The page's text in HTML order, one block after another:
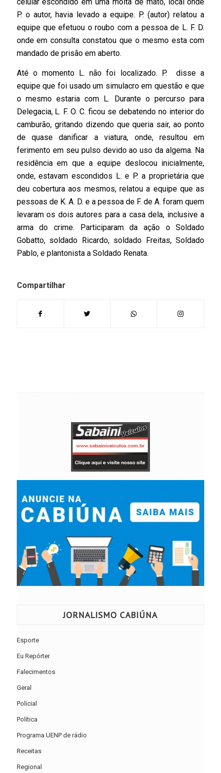
P. o autor, havia levado a equipe. P. (autor) relatou a
equipe que efetuou o roubo com a pessoa de L. F. D.
onde em consulta constatou que o mesmo esta com
mandado de prisão em aberto.
Até o momento L. não foi localizado. P. disse a
equipe que foi usado um simulacro em questão e que
o mesmo estaria com L. Durante o percurso para
Delegacia, L. F. O. C. ficou se debatendo no interior do
camburão, gritando dizendo que queria sair, ao ponto
de quase danificar a viatura, onde, resultou em
ferimento em seu pulso devido ao uso da algema. Na
residência em que a equipe deslocou inicialmente,
onde, estavam escondidos L. e P. a proprietária que
deu cobertura aos mesmos, relatou a equipe que as
pessoas de K. A. D. e a pessoa de F. de A. foram quem
levaram os dois autores para a casa dela, inclusive a
arma do crime. Participaram da ação o Soldado
Gobatto, soldado Ricardo, soldado Freitas, Soldado
Pablo, e plantonista a Soldado Renata.
Compartilhar
JORNALISMO CABIÚNA
Esporte
Eu Repórter
Falecimentos
Geral
Policial
Política
Programa UENP de rádio
Receitas
Regional